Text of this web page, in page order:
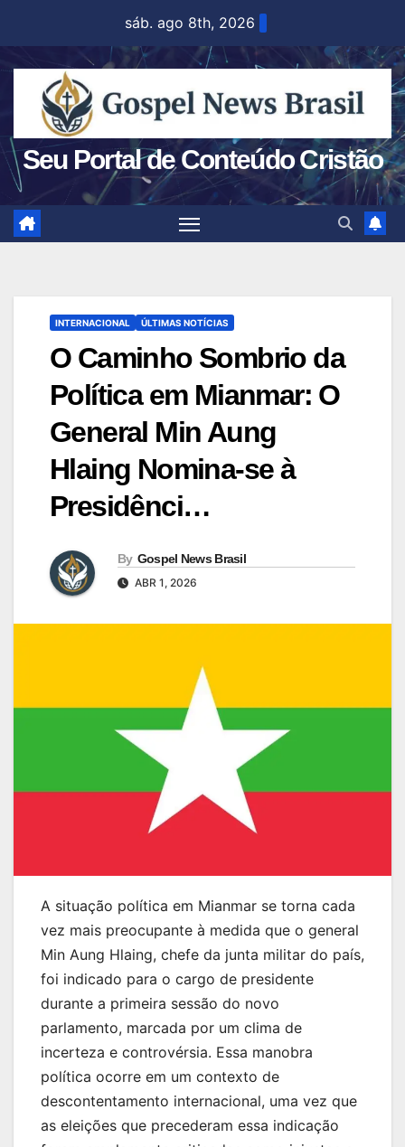
content
sáb. ago 8th, 2026
Seu Portal de Conteúdo Cristão
INTERNACIONAL ÚLTIMAS NOTÍCIAS
O Caminho Sombrio da
Política em Mianmar: O
General Min Aung
Hlaing Nomina-se à
Presidênci…
By Gospel News Brasil
ABR 1, 2026
A situação política em Mianmar se torna cada
vez mais preocupante à medida que o general
Min Aung Hlaing, chefe da junta militar do país,
foi indicado para o cargo de presidente
durante a primeira sessão do novo
parlamento, marcada por um clima de
incerteza e controvérsia. Essa manobra
política ocorre em um contexto de
descontentamento internacional, uma vez que
as eleições que precederam essa indicação